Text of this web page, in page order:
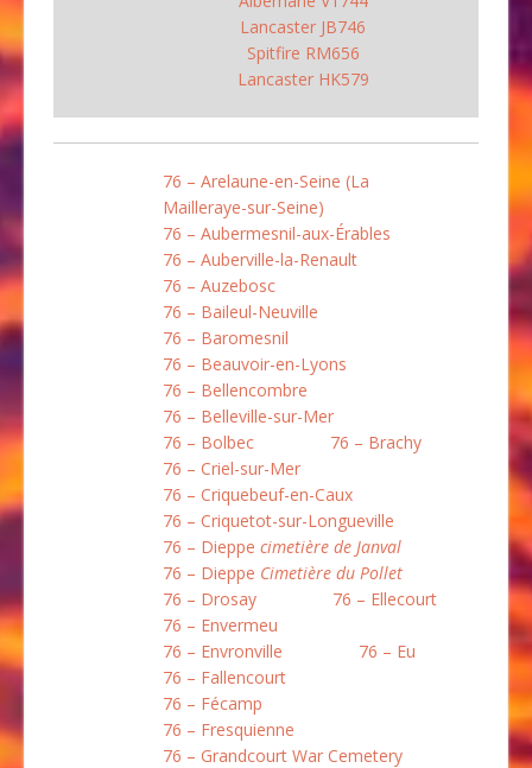
Lancaster JB746
Spitfire RM656
Lancaster HK579
76 – Arelaune-en-Seine (La
Mailleraye-sur-Seine)
76 – Aubermesnil-aux-Érables
76 – Auberville-la-Renault
76 – Auzebosc
76 – Baileul-Neuville
76 – Baromesnil
76 – Beauvoir-en-Lyons
76 – Bellencombre
76 – Belleville-sur-Mer
76 – Bolbec
76 – Brachy
76 – Criel-sur-Mer
76 – Criquebeuf-en-Caux
76 – Criquetot-sur-Longueville
76 – Dieppe cimetière de Janval
76 – Dieppe Cimetière du Pollet
76 – Drosay
76 – Ellecourt
76 – Envermeu
76 – Envronville
76 – Eu
76 – Fallencourt
76 – Fécamp
76 – Fresquienne
76 – Grandcourt War Cemetery